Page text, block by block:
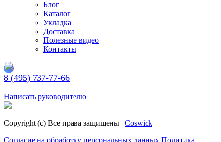
Блог
Каталог
Укладка
Доставка
Полезные видео
Контакты
8 (495) 737-77-66
Написать руководителю
Copyright (c) Все права защищены | Coswick
Согласие на обработку персональных данных Политика